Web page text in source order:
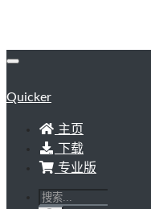
Quicker
主页
下载
专业版